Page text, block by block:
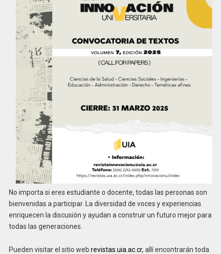
No importa si eres estudiante o docente, todas las personas son
bienvenidas a participar. La diversidad de voces y experiencias
enriquecen la discusión y ayudan a construir un futuro mejor para
todas las generaciones.
Pueden visitar el sitio web revistas.uia.ac.cr, allí encontrarán toda